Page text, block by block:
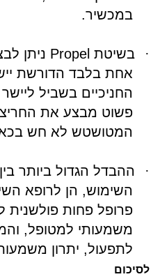
במכשיר.
· בשיטת Propel ניתן
אחת בלבד הדורשת
החניכיים בשביל
פשוט מבצע את
המטושטש לא חש
·
ההבדל הגדול ביותר
השימוש, הן לרופא
פרופל פחות פולשנית
משמעותי למטופל,
לתפעול, יתרון
לסיכום